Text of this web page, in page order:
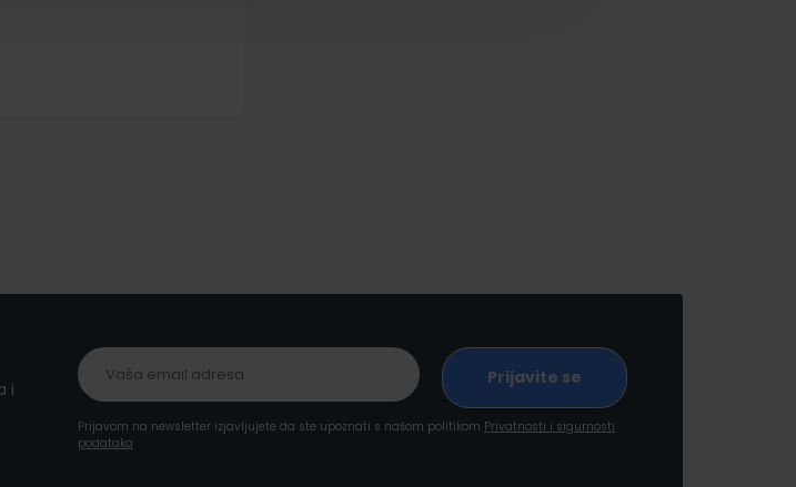
i
Prijavom na newsletter izjavljujete da ste upoznati s našom politikom Privatnosti i sigurnosti
podataka